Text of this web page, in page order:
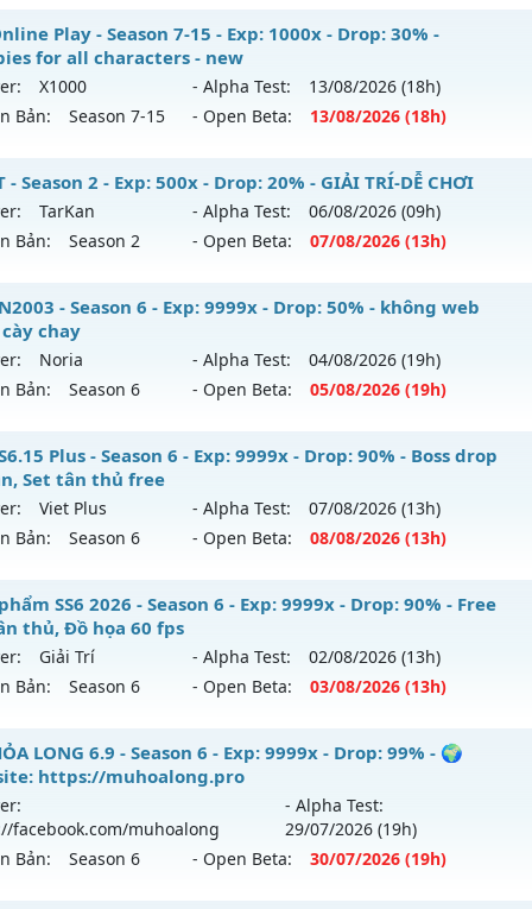
Play - Season 7-15 - Exp: 1000x - Drop: 30% -
for all characters - new
X1000 - Alpha Test: 13/08/2026 (18h)
Bản:
Season 7-15 - Open Beta: 13/08/2026 (18h)
Online Play - Freebies for all characters - new
mới ra tháng 08 2026 - Mở máy chủX1000vào 18h ngày
reset: Reset In Game
loại: Mu Nguyên bản Webzen
AntiShield
- Season 2 - Exp: 500x - Drop: 20% - GIẢI TRÍ-DỄ CHƠI
TarKan - Alpha Test: 06/08/2026 (09h)
Bản:
Season 2 - Open Beta: 07/08/2026 (13h)
- GIẢI TRÍ-DỄ CHƠI
mới ra tháng 08 2026 - Mở máy chủTarKanvào 13h ngày
500x - Drop: 20%
loại: Mu Nguyên bản Webzen
PRO
- Season 6 - Exp: 9999x - Drop: 50% - không web
chay
Noria - Alpha Test: 04/08/2026 (19h)
Bản:
Season 6 - Open Beta: 05/08/2026 (19h)
- không web shop cày chay
mới ra tháng 08 2026 - Mở máy chủNoriavào 19h ngày
9999x - Drop: 50%
loại: Mu Nguyên bản Webzen
XSHield
Plus - Season 6 - Exp: 9999x - Drop: 90% - Boss drop
Set tân thủ free
Viet Plus - Alpha Test: 07/08/2026 (13h)
Bản:
Season 6 - Open Beta: 08/08/2026 (13h)
SS6.15 Plus - Boss drop 1h/lần, Set tân thủ free
mới ra tháng 08 2026 - Mở máy chủViet Plusvào 13h
9999x - Drop: 90%
loại: Mu Bán Đồ Full Trong Shop
Phoenix chống hack mới
SS6 2026 - Season 6 - Exp: 9999x - Drop: 90% - Free
thủ, Đồ họa 60 fps
Giải Trí - Alpha Test: 02/08/2026 (13h)
Bản:
Season 6 - Open Beta: 03/08/2026 (13h)
phẩm SS6 2026 - Free set tân thủ, Đồ họa 60 fps
mới ra tháng 08 2026 - Mở máy chủ
Giải Trí
9999x - Drop: 90%
LONG 6.9 - Season 6 - Exp: 9999x - Drop: 99% - 🌍
https://muhoalong.pro
facebook.com/muhoalong
- Alpha Test:
29/07/2026 (19h)
Bản:
Season 6 - Open Beta: 30/07/2026 (19h)